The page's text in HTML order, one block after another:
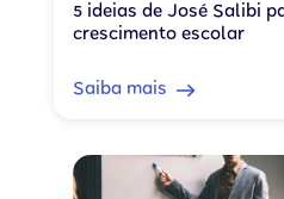
5 ideias de José Salibi
crescimento escolar
Saiba mais